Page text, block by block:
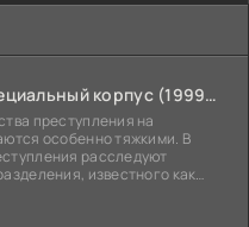
Закон и порядок. Специальный корпус (1999-2026)
преступления на
особенно тяжкими. В
расследуют
известного как